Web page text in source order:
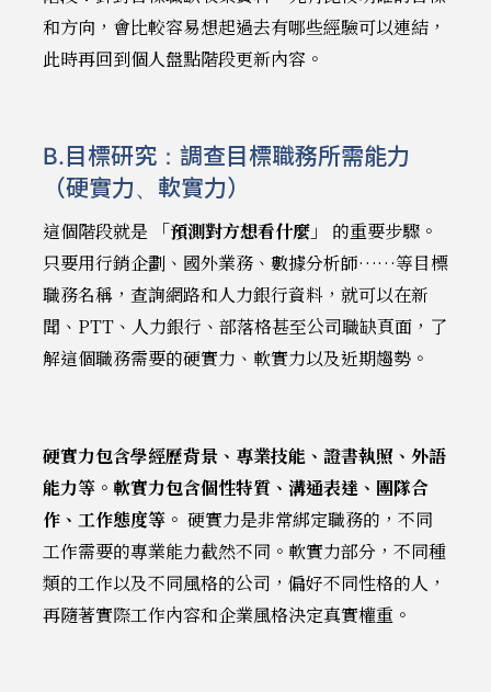
和方向，會比較容易想起過去有哪些經驗可以連結，
此時再回到個人盤點階段更新內容。
B.目標研究：調查目標職務所需能力
（硬實力、軟實力）
這個階段就是 「預測對方想看什麼」
的重要步驟。
只要用行銷企劃、國外業務、數據分析師……等目標
職務名稱，查詢網路和人力銀行資料，就可以在新
聞、PTT、人力銀行、部落格甚至公司職缺頁面，了
解這個職務需要的硬實力、軟實力以及近期趨勢。
硬實力包含學經歷背景、專業技能、證書執照、外語
能力等。軟實力包含個性特質、溝通表達、團隊合
作、工作態度等。 硬實力是非常綁定職務的，不同
工作需要的專業能力截然不同。軟實力部分，不同種
類的工作以及不同風格的公司，偏好不同性格的人，
再隨著實際工作內容和企業風格決定真實權重。